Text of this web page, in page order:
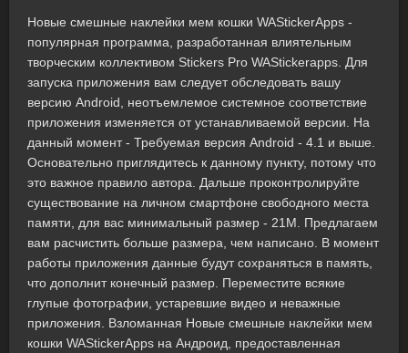
Новые смешные наклейки мем кошки WAStickerApps -
популярная программа, разработанная влиятельным
творческим коллективом Stickers Pro WAStickerapps. Для
запуска приложения вам следует обследовать вашу
версию Android, неотъемлемое системное соответствие
приложения изменяется от устанавливаемой версии. На
данный момент - Требуемая версия Android - 4.1 и выше.
Основательно приглядитесь к данному пункту, потому что
это важное правило автора. Дальше проконтролируйте
существование на личном смартфоне свободного места
памяти, для вас минимальный размер - 21M. Предлагаем
вам расчистить больше размера, чем написано. В момент
работы приложения данные будут сохраняться в память,
что дополнит конечный размер. Переместите всякие
глупые фотографии, устаревшие видео и неважные
приложения. Взломанная Новые смешные наклейки мем
кошки WAStickerApps на Андроид, предоставленная